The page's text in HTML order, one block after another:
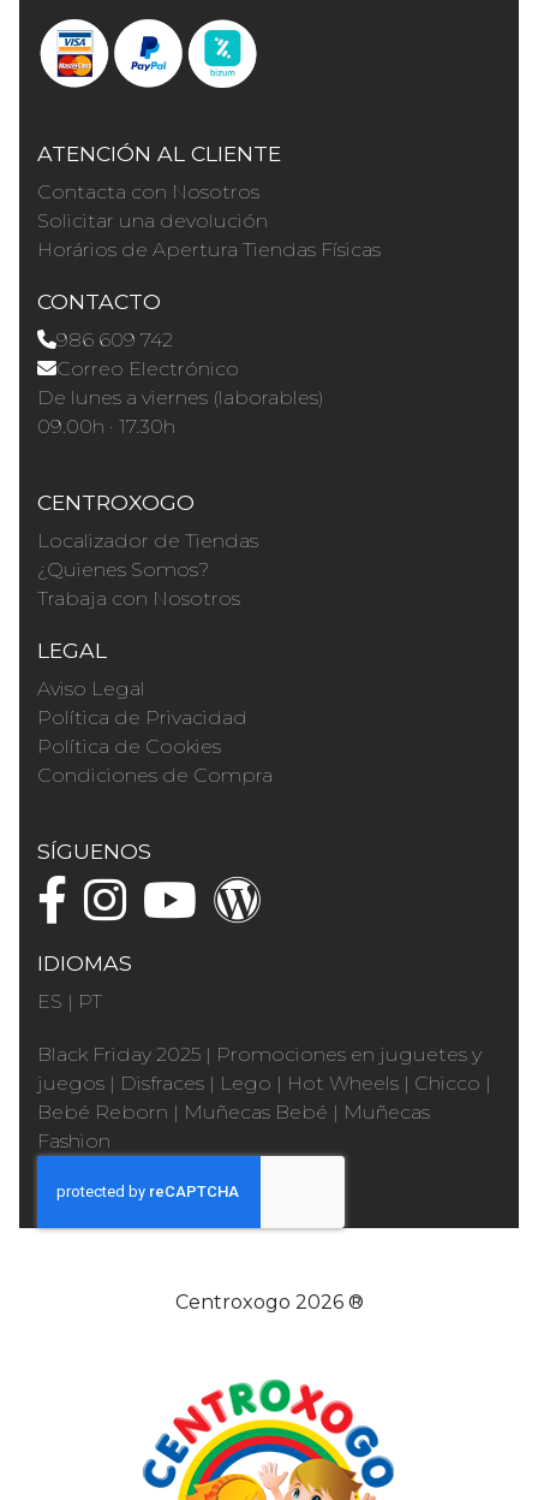
ATENCIÓN AL CLIENTE
Contacta con Nosotros
Solicitar una devolución
Horários de Apertura Tiendas Físicas
CONTACTO
986 609 742
Correo Electrónico
De lunes a viernes (laborables)
09.00h · 17.30h
CENTROXOGO
Localizador de Tiendas
¿Quienes Somos?
Trabaja con Nosotros
LEGAL
Aviso Legal
Política de Privacidad
Política de Cookies
Condiciones de Compra
SÍGUENOS
IDIOMAS
ES | PT
Black Friday 2025 | Promociones en juguetes y
juegos | Disfraces | Lego | Hot Wheels | Chicco |
Bebé Reborn | Muñecas Bebé | Muñecas
Fashion
Centroxogo 2026 ®